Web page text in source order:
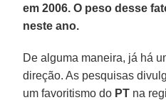
em 2006. O peso desse
neste ano.
De alguma maneira, já há
direção. As pesquisas
um favoritismo do PT na